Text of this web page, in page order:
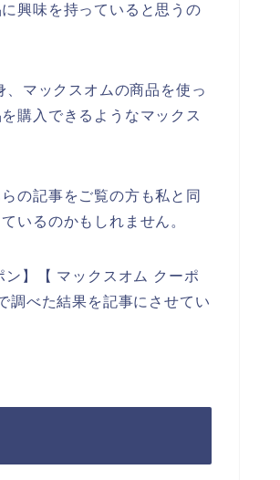
興味を持っていると思うの
マックスオムの商品を使っ
購入できるようなマックス
の記事をご覧の方も私と同
いるのかもしれません。
】【 マックスオム クーポ
調べた結果を記事にさせてい